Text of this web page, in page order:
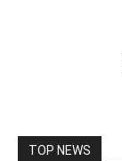
TOP NEWS